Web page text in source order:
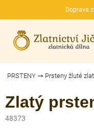
Doprava
CZK
PRSTENY Prsteny žluté
Zlatý
48373